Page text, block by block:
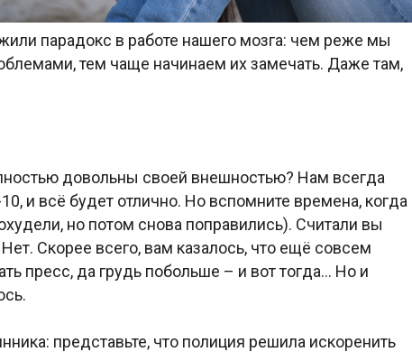
парадокс в работе нашего мозга: чем реже мы
тем чаще начинаем их замечать. Даже там,
довольны своей внешностью? Нам всегда
и всё будет отлично. Но вспомните времена, когда
но потом снова поправились). Считали вы
Скорее всего, вам казалось, что ещё совсем
пресс, да грудь побольше – и вот тогда… Но и
представьте, что полиция решила искоренить